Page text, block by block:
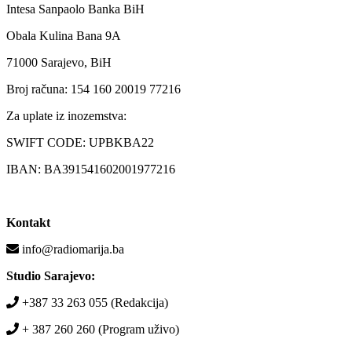
Intesa Sanpaolo Banka BiH
Obala Kulina Bana 9A
71000 Sarajevo, BiH
Broj računa: 154 160 20019 77216
Za uplate iz inozemstva:
SWIFT CODE: UPBKBA22
IBAN: BA391541602001977216
Kontakt
info@radiomarija.ba
Studio Sarajevo:
+387 33 263 055 (Redakcija)
+ 387 260 260 (Program uživo)